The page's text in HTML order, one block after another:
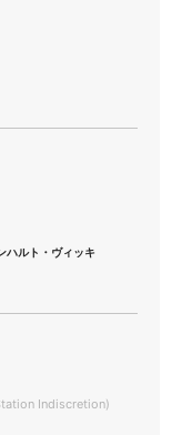
ハルト・ヴィッキ
Indiscretion)